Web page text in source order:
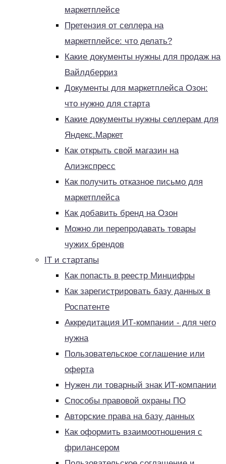
маркетплейсе
Претензия от селлера на
маркетплейсе: что делать?
Какие документы нужны для продаж на
Вайлдберриз
Документы для маркетплейса Озон:
что нужно для старта
Какие документы нужны селлерам для
Яндекс.Маркет
Как открыть свой магазин на
Алиэкспресс
Как получить отказное письмо для
маркетплейса
Как добавить бренд на Озон
Можно ли перепродавать товары
чужих брендов
IT и стартапы
Как попасть в реестр Минцифры
Как зарегистрировать базу данных в
Роспатенте
Аккредитация ИТ-компании - для чего
нужна
Пользовательское соглашение или
оферта
Нужен ли товарный знак ИТ-компании
Способы правовой охраны ПО
Авторские права на базу данных
Как оформить взаимоотношения с
фрилансером